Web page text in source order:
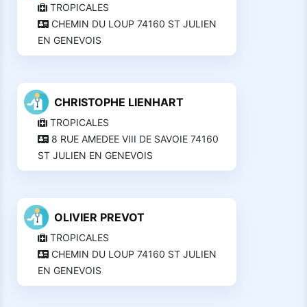
TROPICALES
CHEMIN DU LOUP 74160 ST JULIEN
EN GENEVOIS
CHRISTOPHE LIENHART
TROPICALES
8 RUE AMEDEE VIII DE SAVOIE 74160
ST JULIEN EN GENEVOIS
OLIVIER PREVOT
TROPICALES
CHEMIN DU LOUP 74160 ST JULIEN
EN GENEVOIS